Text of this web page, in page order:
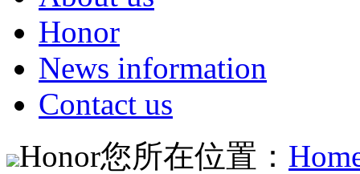
Honor
News information
Contact us
Honor您所在位置：